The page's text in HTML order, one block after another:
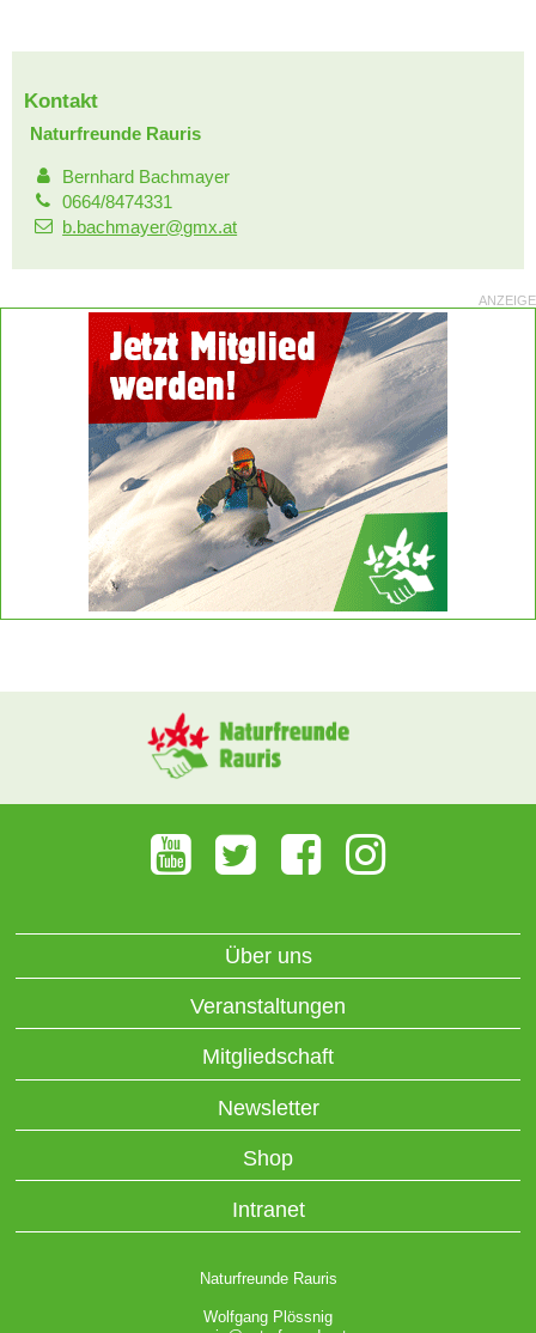
Kontakt
Naturfreunde Rauris
Bernhard Bachmayer
0664/8474331
b.bachmayer@gmx.at
ANZEIGE
Über uns
Veranstaltungen
Mitgliedschaft
Newsletter
Shop
Intranet
Naturfreunde Rauris
Wolfgang Plössnig